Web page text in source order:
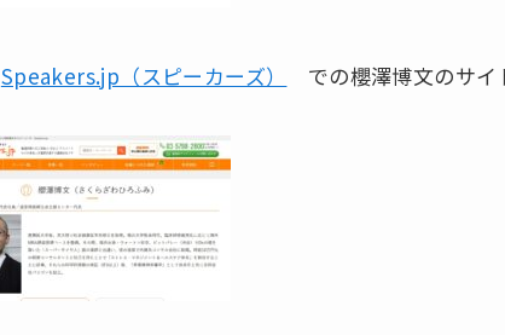
Speakers.jp（スピーカーズ） での櫻澤博文のサイ